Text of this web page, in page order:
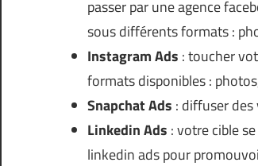
passer par une agence
sous différents formats :
Instagram Ads : toucher
formats disponibles :
Snapchat Ads : diffuser
Linkedin Ads : votre cible
linkedin ads pour